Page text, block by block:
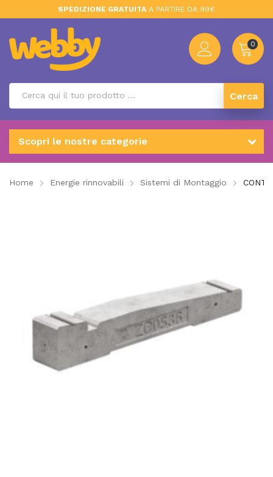
SPEDIZIONE GRATUITA A PARTIRE DA 99€
0
Cerca
Scopri le nostre categorie
Home Energie rinnovabili Sistemi di Montaggio